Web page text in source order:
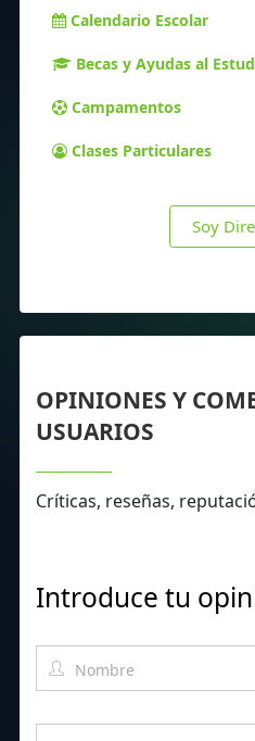
Calendario Escolar
Becas y Ayudas al
Campamentos
Clases Particulares
Soy
OPINIONES Y
USUARIOS
Críticas, reseñas,
Introduce tu